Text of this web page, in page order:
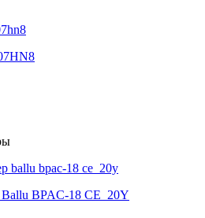
BPAC-18 CE_20Y